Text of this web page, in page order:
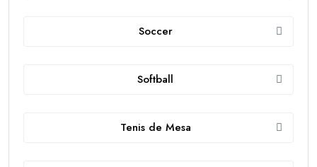
Soccer
Softball
Tenis de Mesa